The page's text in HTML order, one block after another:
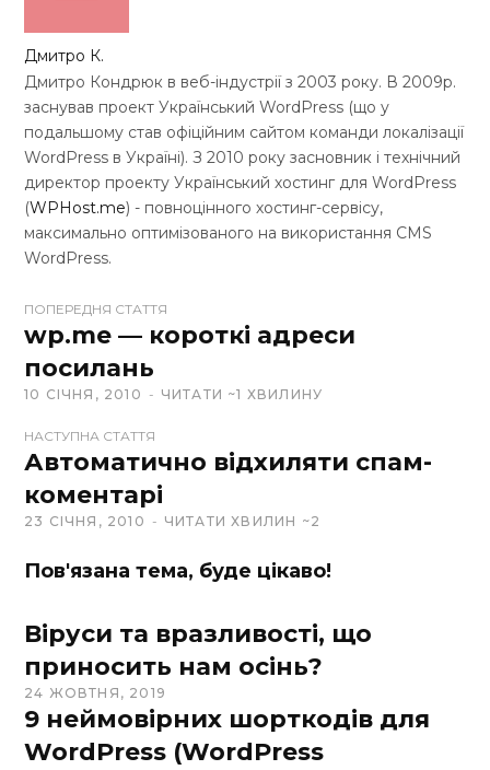
Дмитро К.
Дмитро Кондрюк в веб-індустрії з 2003 року. В 2009р.
заснував проект Український WordPress (що у
подальшому став офіційним сайтом команди локалізації
WordPress в Україні). З 2010 року засновник і технічний
директор проекту Український хостинг для WordPress
(WPHost.me) - повноцінного хостинг-сервісу,
максимально оптимізованого на використання CMS
WordPress.
W
e
b
s
t
ПОПЕРЕДНЯ СТАТТЯ
wp.me — короткі адреси
посилань
10 СІЧНЯ, 2010 ЧИТАТИ ~1 ХВИЛИНУ
НАСТУПНА СТАТТЯ
Автоматично відхиляти спам-
коментарі
23 СІЧНЯ, 2010 ЧИТАТИ ХВИЛИН ~2
Пов'язана тема, буде цікаво!
Віруси та вразливості, що
приносить нам осінь?
24 ЖОВТНЯ, 2019
9 неймовірних шорткодів для
WordPress (WordPress